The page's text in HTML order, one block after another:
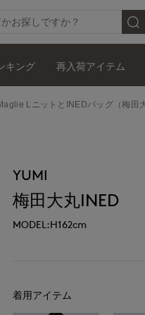
キング 再入荷アイテム
LニットとINEDバッグ（梅田
YUMI
梅田大丸INED
MODEL:H162cm
着用アイテム